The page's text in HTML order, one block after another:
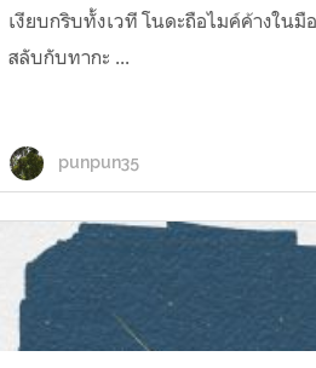
เงียบกริบทั้งเวที โนดะถือไมค์ค้างในมื
สลับกับทากะ ...
punpun35